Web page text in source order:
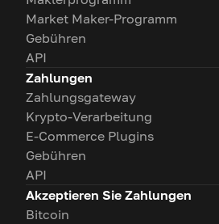
Market Maker-Programm
Gebühren
API
Zahlungen
Zahlungsgateway
Krypto-Verarbeitung
E-Commerce Plugins
Gebühren
API
Akzeptieren Sie Zahlungen
Bitcoin